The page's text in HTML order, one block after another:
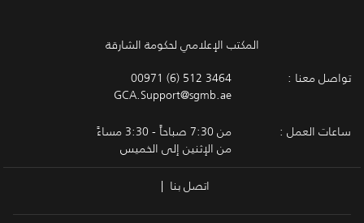
المكتب الإعلامي لحكومة الشارقة
تواصل معنا :
00971 (6) 512 3464
GCA.Support@sgmb.ae
ساعات العمل :
من 7:30 صباحاً - 3:30 مساءً
من الإثنين إلى الخميس
اتصل بنا